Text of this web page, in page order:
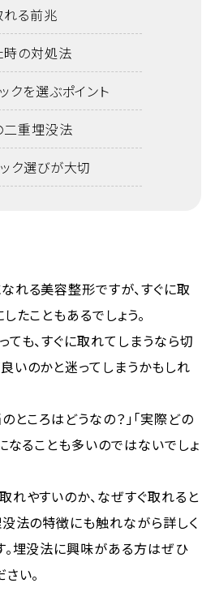
る前兆
の対処法
クを選ぶポイント
重埋没法
ク選びが大切
れる美容整形ですが、すぐに取
たこともあるでしょう。
も、すぐに取れてしまうなら切
いのかと迷ってしまうかもしれ
ところはどうなの？」「実際どの
なることも多いのではないでしょ
やすいのか、なぜすぐ取れると
法の特徴にも触れながら詳しく
。埋没法に興味がある方はぜひ
い。